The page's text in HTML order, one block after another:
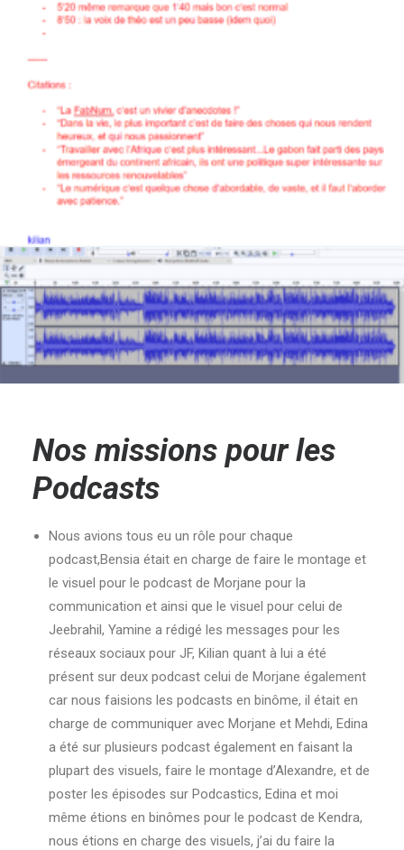
Nos missions pour les
Podcasts
Nous avions tous eu un rôle pour chaque
podcast,Bensia était en charge de faire le montage et
le visuel pour le podcast de Morjane pour la
communication et ainsi que le visuel pour celui de
Jeebrahil, Yamine a rédigé les messages pour les
réseaux sociaux pour JF, Kilian quant à lui a été
présent sur deux podcast celui de Morjane également
car nous faisions les podcasts en binôme, il était en
charge de communiquer avec Morjane et Mehdi, Edina
a été sur plusieurs podcast également en faisant la
plupart des visuels, faire le montage d’Alexandre, et de
poster les épisodes sur Podcastics, Edina et moi
même étions en binômes pour le podcast de Kendra,
nous étions en charge des visuels, j’ai du faire la